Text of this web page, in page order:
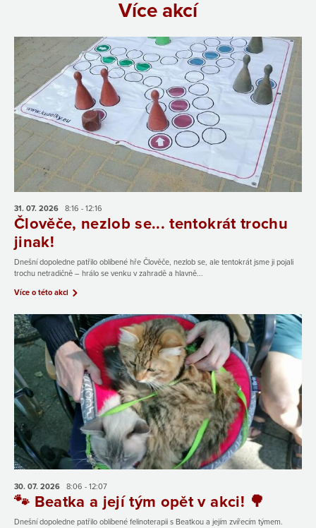
Více akcí
31. 07. 2026 8:16 - 12:16
Člověče, nezlob se... tentokrát trochu
jinak!
Dnešní dopoledne patřilo oblíbené hře Člověče, nezlob se, ale tentokrát jsme ji pojali
trochu netradičně – hrálo se venku v zahradě a hlavně...
Více o této akci
30. 07. 2026 8:06 - 12:07
🐾 Beatka a její tým opět v akci! 🌳
Dnešní dopoledne patřilo oblíbené felinoterapii s Beatkou a jejím zvířecím týmem.